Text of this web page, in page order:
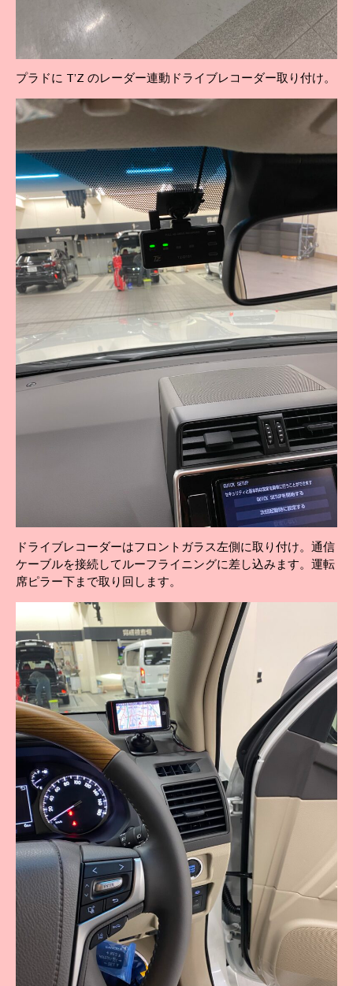
プラドに T’Z のレーダー連動ドライブレコーダー取り付け。
ドライブレコーダーはフロントガラス左側に取り付け。通信
ケーブルを接続してルーフライニングに差し込みます。運転
席ピラー下まで取り回します。